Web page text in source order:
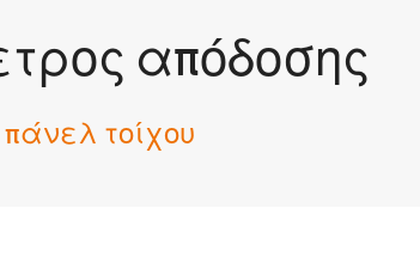
απόδοσης
τοίχου